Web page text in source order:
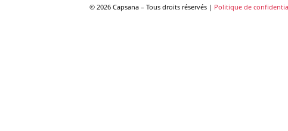
© 2026 Capsana – Tous droits réservés | Politique de